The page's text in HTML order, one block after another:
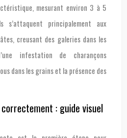
mesurant environ 3 à 5
s’attaquent principalement aux
creusant des galeries dans les
infestation de charançons
dans les grains et la présence des
: guide visuel